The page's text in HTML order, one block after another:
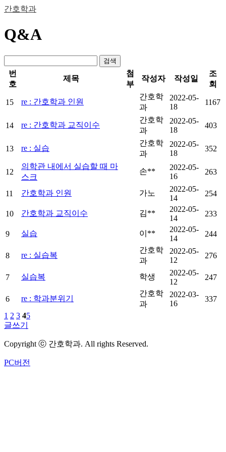
간호학과
Q&A
검색
번
호
제목
첨
부
작성자 작성일
조
회
15 re : 간호학과 인원
간호학
과
2022-05-
18
1167
14 re : 간호학과 교직이수
간호학
과
2022-05-
18
403
13 re : 실습
간호학
과
2022-05-
18
352
12
의학관 내에서 실습할 때 마
스크
손**
2022-05-
16
263
11 간호학과 인원 가노
2022-05-
14
254
10 간호학과 교직이수 김**
2022-05-
14
233
9 실습 이**
2022-05-
14
244
8 re : 실습복
간호학
과
2022-05-
12
276
7 실습복 학생
2022-05-
12
247
6 re : 학과분위기
간호학
과
2022-03-
16
337
1 2 3 45
글쓰기
Copyright ⓒ 간호학과. All rights Reserved.
PC버전